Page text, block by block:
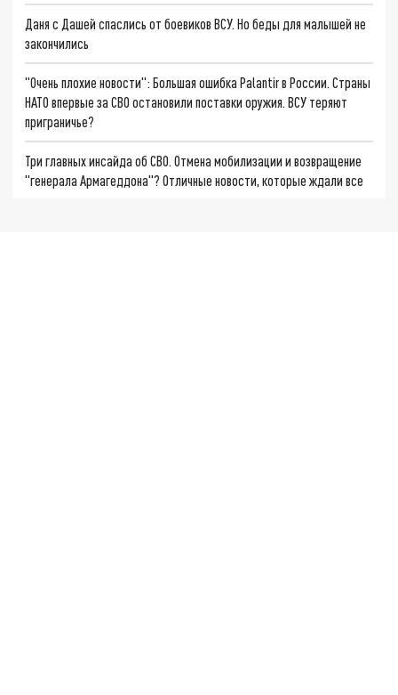
Даня с Дашей спаслись от боевиков ВСУ. Но беды для малышей не
закончились
"Очень плохие новости": Большая ошибка Palantir в России. Страны
НАТО впервые за СВО остановили поставки оружия. ВСУ теряют
приграничье?
Три главных инсайда об СВО. Отмена мобилизации и возвращение
"генерала Армагеддона"? Отличные новости, которые ждали все